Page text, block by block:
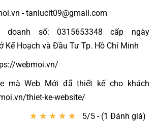
- tanlucit09@gmail.com
doanh số: 0315653348 cấp ngày
Kế Hoạch và Đầu Tư Tp. Hồ Chí Minh
webmoi.vn/
mà Web Mới đã thiết kế cho khách
thiet-ke-website/
★ ★ ★ ★ ★
★ ★ ★ ★ ★ 5/5 - (1 Đánh giá)